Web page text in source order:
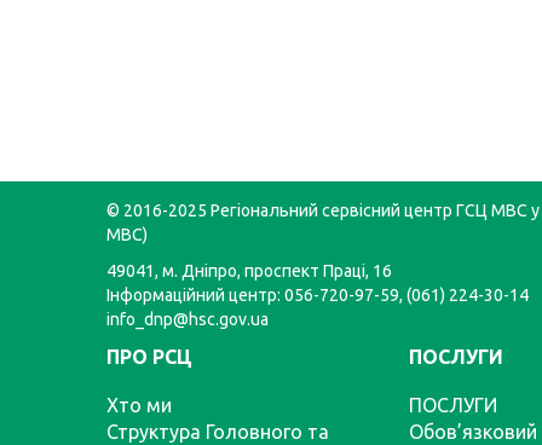
© 2016-2025 Регіональний сервісний центр ГСЦ МВС у
МВС)
49041, м. Дніпро, проспект Праці, 16
Інформаційний центр: 056-720-97-59, (061) 224-30-14
info_dnp@hsc.gov.ua
ПРО РСЦ
Хто ми
Структура Головного та
ПОСЛУГИ
ПОСЛУГИ
Обов’язковий